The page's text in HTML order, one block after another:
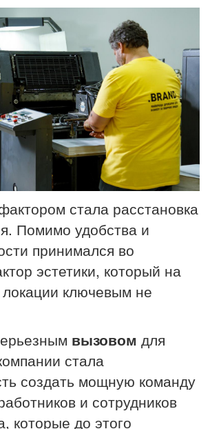
стала расстановка
Помимо удобства и
принимался во
эстетики, который на
ключевым не
вызовом для
стала
создать мощную команду
и сотрудников
которые до этого